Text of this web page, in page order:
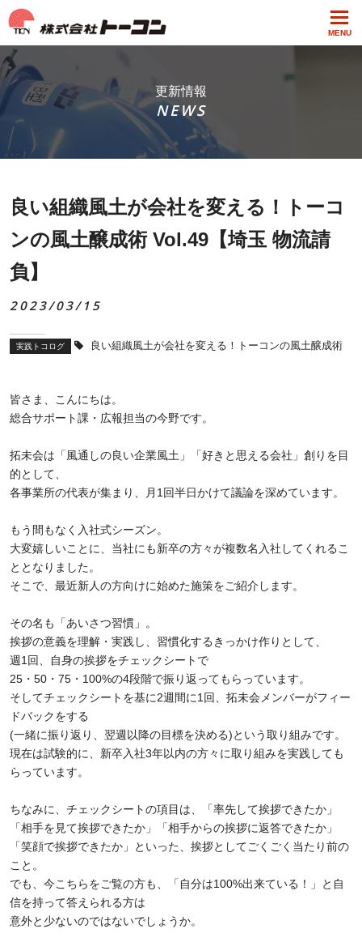
MENU
更新情報
NEWS
良い組織風土が会社を変える！トーコ
ンの風土醸成術 Vol.49【埼玉 物流請
負】
2023/03/15
実践トコログ 良い組織風土が会社を変える！トーコンの風土醸成術
皆さま、こんにちは。
総合サポート課・広報担当の今野です。
拓未会は「風通しの良い企業風土」「好きと思える会社」創りを目
的として、
各事業所の代表が集まり、月 1 回半日かけて議論を深めています。
もう間もなく入社式シーズン。
大変嬉しいことに、当社にも新卒の方々が複数名入社してくれるこ
ととなりました。
そこで、最近新人の方向けに始めた施策をご紹介します。
その名も「あいさつ習慣」。
挨拶の意義を理解・実践し、習慣化するきっかけ作りとして、
週 1 回、自身の挨拶をチェックシートで
25 ・ 50 ・ 75 ・ 100%の4段階で振り返ってもらっています。
そしてチェックシートを基に2週間に1 回、拓未会メンバーがフィー
ドバックをする
(一緒に振り返り、翌週以降の目標を決める)という取り組みです。
現在は試験的に、新卒入社3年以内の方々に取り組みを実践しても
らっています。
ちなみに、チェックシートの項目は、「率先して挨拶できたか」
「相手を見て挨拶できたか」「相手からの挨拶に返答できたか」
「笑顔で挨拶できたか」といった、挨拶としてごくごく当たり前の
こと。
でも、今こちらをご覧の方も、「自分は100%出来ている！」と自
信を持って答えられる方は
意外と少ないのではないでしょうか。